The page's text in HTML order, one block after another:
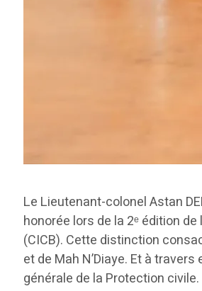
Le Lieutenant-colonel Astan
honorée lors de la 2ᵉ édition
(CICB). Cette distinction
et de Mah N’Diaye. Et à
générale de la Protection civile.